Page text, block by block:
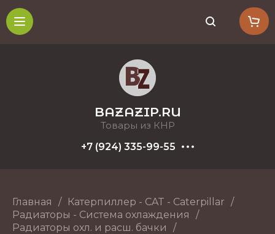
BAZAZIP.RU
Товары из КНР
+7 (924) 335-99-55
Главная / Катерпиллер - CAT - Caterpillar /
Радиаторы - Система охлаждения
/
Радиаторы охл. и расш. бачки
/